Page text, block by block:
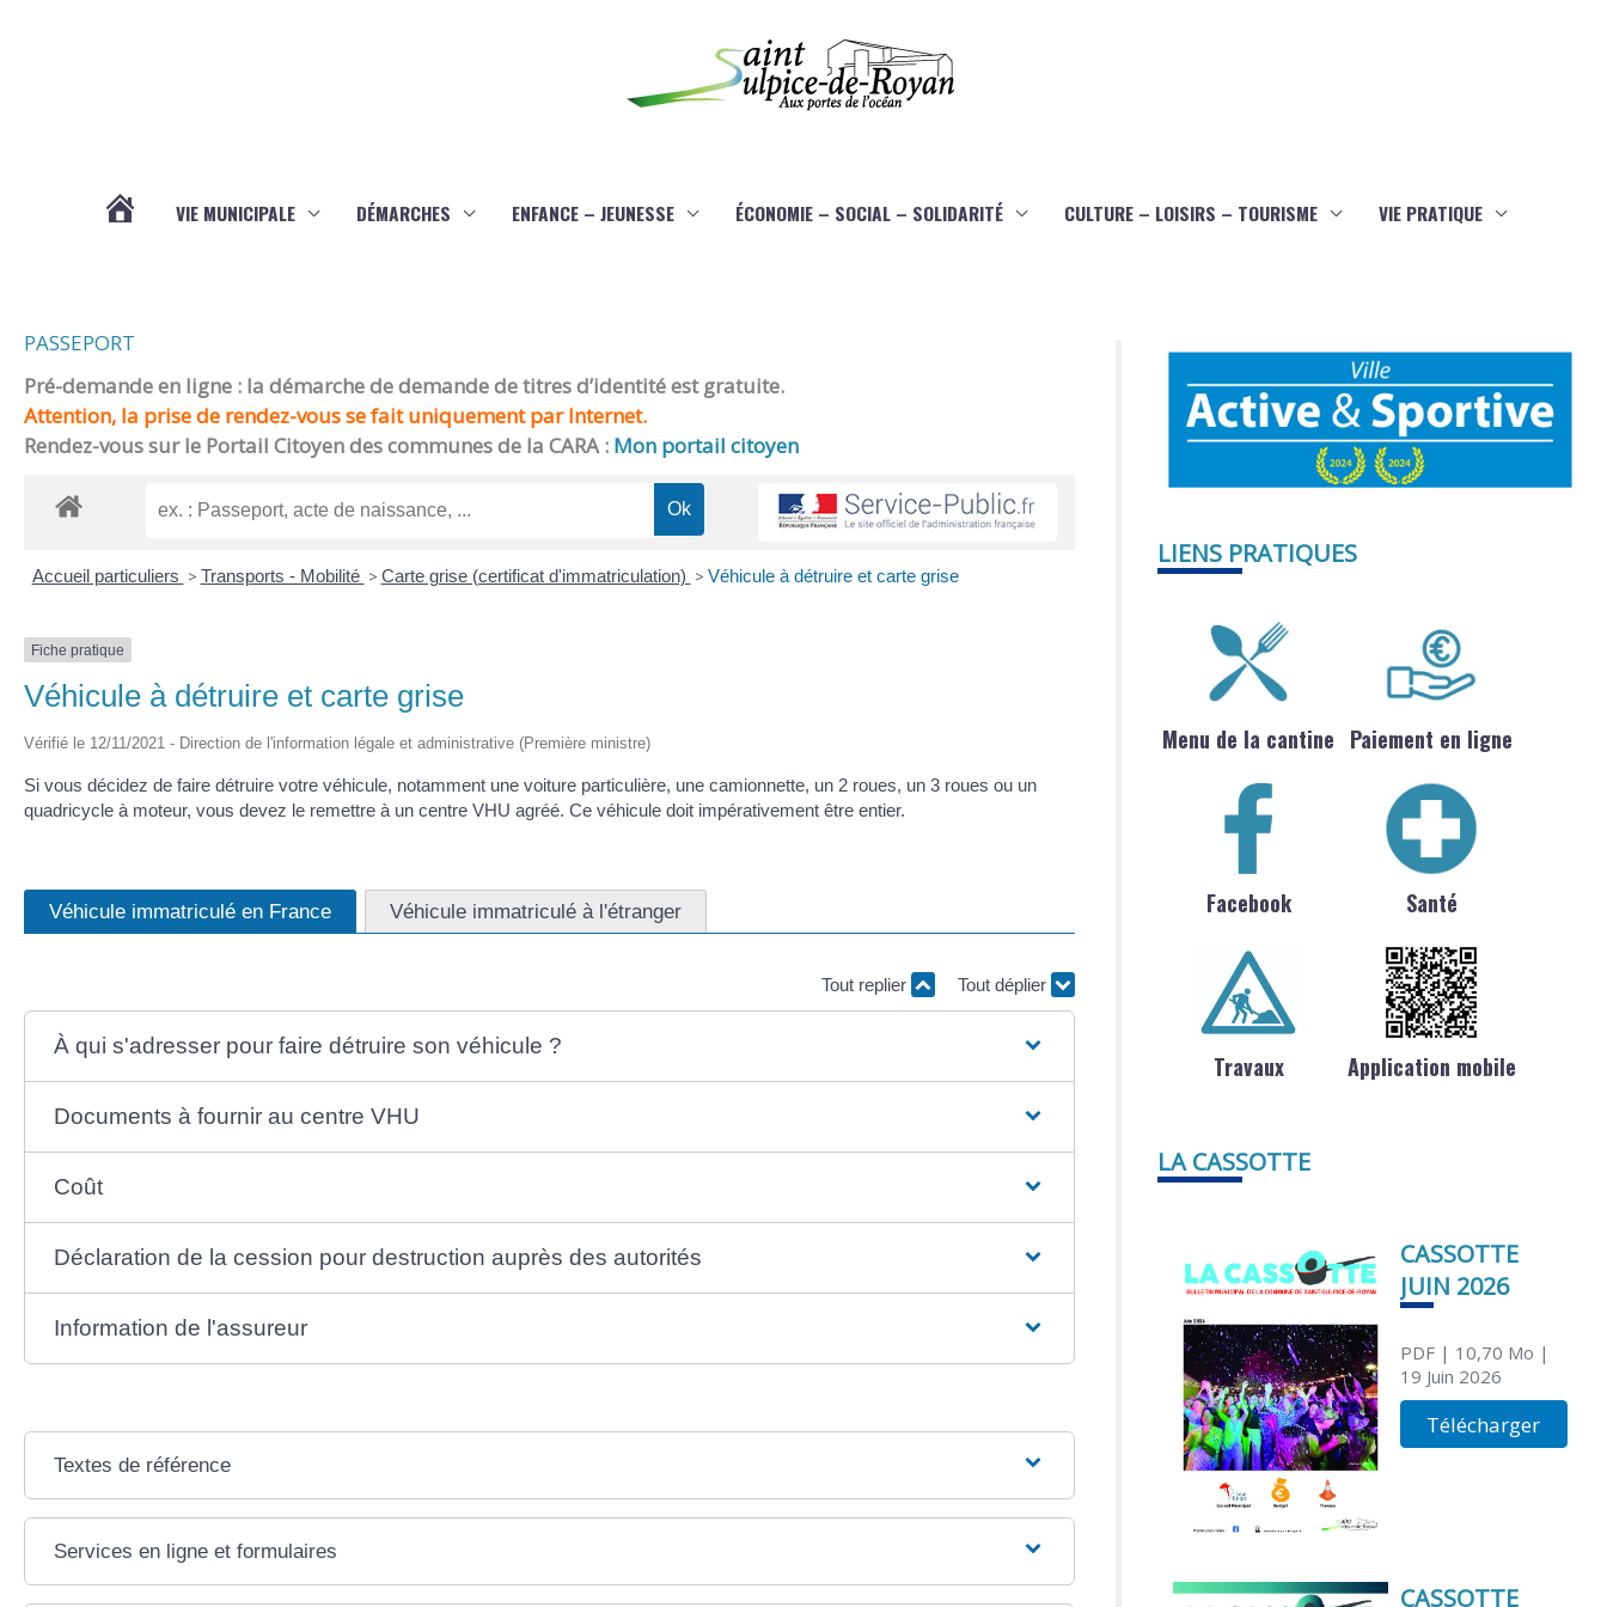
VIE MUNICIPALE DÉMARCHES ENFANCE – JEUNESSE ÉCONOMIE – SOCIAL – SOLIDARITÉ CULTURE – LOISIRS – TOURISME VIE PRATIQUE
PASSEPORT
Pré-demande en ligne : la démarche de demande de titres d’identité est gratuite.
Attention, la prise de rendez-vous se fait uniquement par Internet.
Rendez-vous sur le Portail Citoyen des communes de la CARA : Mon portail citoyen
Accueil particuliers > Transports - Mobilité > Carte grise (certificat d'immatriculation) > Véhicule à détruire et carte grise
Fiche pratique
Véhicule à détruire et carte grise
Vérifié le 12/11/2021 - Direction de l'information légale et administrative (Première ministre)
Si vous décidez de faire détruire votre véhicule, notamment une voiture particulière, une camionnette, un 2 roues, un 3 roues ou un
quadricycle à moteur, vous devez le remettre à un centre VHU agréé. Ce véhicule doit impérativement être entier.
Véhicule immatriculé en France Véhicule immatriculé à l'étranger
Tout replier Tout déplier
À qui s'adresser pour faire détruire son véhicule ?
Documents à fournir au centre VHU
Coût
Déclaration de la cession pour destruction auprès des autorités
Information de l'assureur
Textes de référence
Services en ligne et formulaires
LIENS PRATIQUES
Menu de la cantine Paiement en ligne
Facebook Santé
Travaux Application mobile
LA CASSOTTE
CASSOTTE
JUIN 2026
PDF| 10,70 Mo |
19 Juin 2026
Télécharger
CASSOTTE